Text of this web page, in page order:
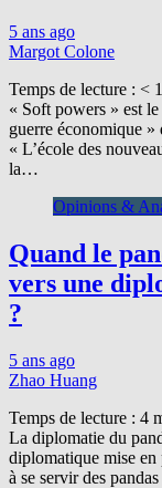
5 ans ago
Margot Colone
Temps de lecture : < 1
« Soft powers » est
guerre économique
« L’école des
la…
Opinions &
Quand le
vers une
?
5 ans ago
Zhao Huang
Temps de lecture : 4
La diplomatie du
diplomatique mise en
à se servir des